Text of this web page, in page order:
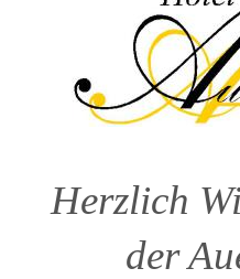
Herzlich
der